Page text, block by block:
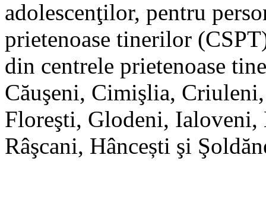
adolescenţilor, pentru
prietenoase tinerilor
din centrele prietenoase
Căuşeni, Cimişlia,
Floreşti, Glodeni, Ialoveni,
Râşcani, Hâncești şi